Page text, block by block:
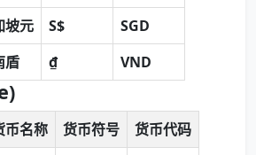
坡元 S$
SGD
盾 ₫ VND
币名称 货币符号
货币代码